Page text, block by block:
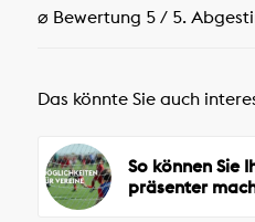
⌀ Bewertung 5/ 5.
Das könnte Sie auch
So können Sie
präsenter